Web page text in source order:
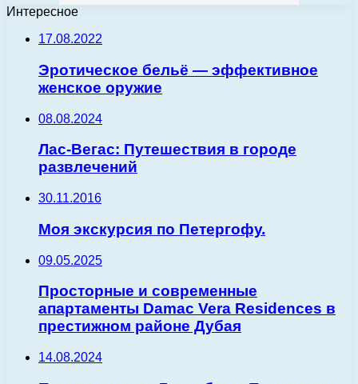
Интересное
17.08.2022
Эротическое бельё — эффективное
женское оружие
08.08.2024
Лас-Вегас: Путешествия в городе
развлечений
30.11.2016
Моя экскурсия по Петергофу.
09.05.2025
Просторные и современные
апартаменты Damac Vera Residences в
престижном районе Дубая
14.08.2024